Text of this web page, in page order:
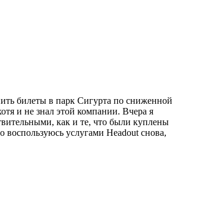
билеты в парк Сигурта по сниженной
и не знал этой компании. Вчера я
как и те, что были куплены
воспользуюсь услугами Headout снова,